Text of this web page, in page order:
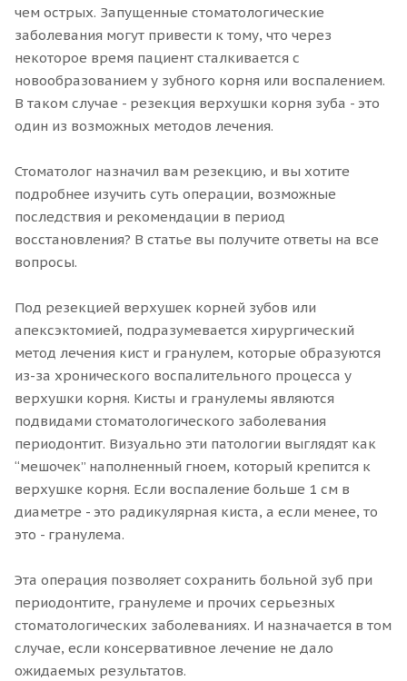
чем острых. Запущенные стоматологические
заболевания могут привести к тому, что через
некоторое время пациент сталкивается с
новообразованием у зубного корня или воспалением.
В таком случае - резекция верхушки корня зуба - это
один из возможных методов лечения.
Стоматолог назначил вам резекцию, и вы хотите
подробнее изучить суть операции, возможные
последствия и рекомендации в период
восстановления? В статье вы получите ответы на все
вопросы.
Под резекцией верхушек корней зубов или
апексэктомией, подразумевается хирургический
метод лечения кист и гранулем, которые образуются
из-за хронического воспалительного процесса у
верхушки корня. Кисты и гранулемы являются
подвидами стоматологического заболевания
периодонтит. Визуально эти патологии выглядят как
“мешочек” наполненный гноем, который крепится к
верхушке корня. Если воспаление больше 1 см в
диаметре - это радикулярная киста, а если менее, то
это - гранулема.
Эта операция позволяет сохранить больной зуб при
периодонтите, гранулеме и прочих серьезных
стоматологических заболеваниях. И назначается в том
случае, если консервативное лечение не дало
ожидаемых результатов.